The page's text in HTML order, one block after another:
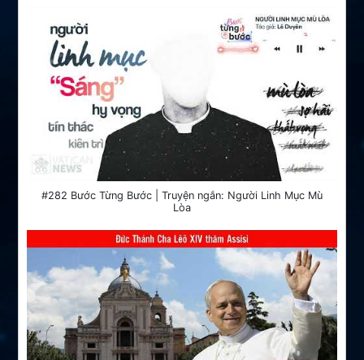
#282 Bước Từng Bước | Truyện ngắn: Người Linh Mục Mù
Lòa